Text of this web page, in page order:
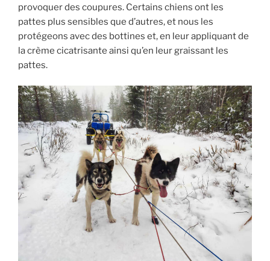
provoquer des coupures. Certains chiens ont les
pattes plus sensibles que d’autres, et nous les
protégeons avec des bottines et, en leur appliquant de
la crème cicatrisante ainsi qu’en leur graissant les
pattes.